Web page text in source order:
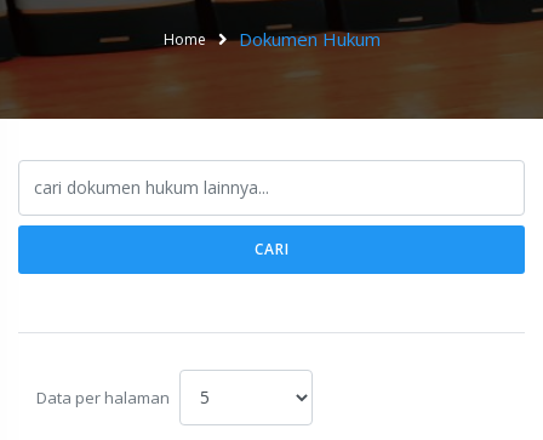
Home Dokumen Hukum
CARI
Data per halaman